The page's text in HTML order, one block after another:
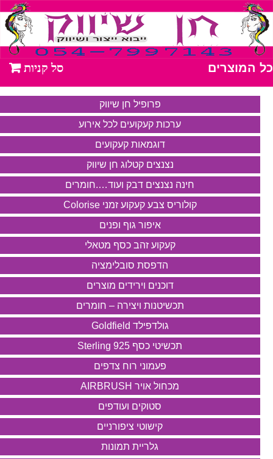
כל המוצרים
פרופיל חן שיווק
ערכות קעקועים לכל אירוע
דוגמאות קעקועים
נצנצים קטלוג חן שיווק
חינה נצנצים דבק ועוד….חומרים
קולוריס צבע קעקוע זמני Colorise
איפור גוף ופנים
קעקוע זהב כסף מטאלי
הדפסת סובלימציה
דוכנים וירידים מוצרים
תכשיטנות ויצירה – חומרים
גולדפילד Goldfield
תכשיטי כסף 925 Sterling
פעמוני רוח צדפים
מכחול אויר AIRBRUSH
סטוקים ועודפים
קישוטי ציפורניים
גלריית תמונות